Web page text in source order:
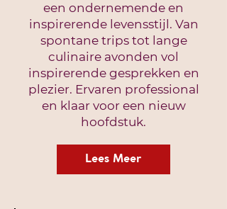
een ondernemende en
inspirerende levensstijl. Van
spontane trips tot lange
culinaire avonden vol
inspirerende gesprekken en
plezier. Ervaren professional
en klaar voor een nieuw
hoofdstuk.
Lees Meer